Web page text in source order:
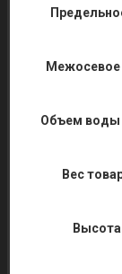
Межосевое
Объем воды
Вес